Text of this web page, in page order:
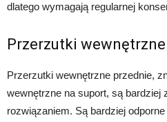
dlatego wymagają regularnej
Przerzutki wewnętrzne
Przerzutki wewnętrzne przednie,
wewnętrzne na suport, są bardziej
rozwiązaniem. Są bardziej